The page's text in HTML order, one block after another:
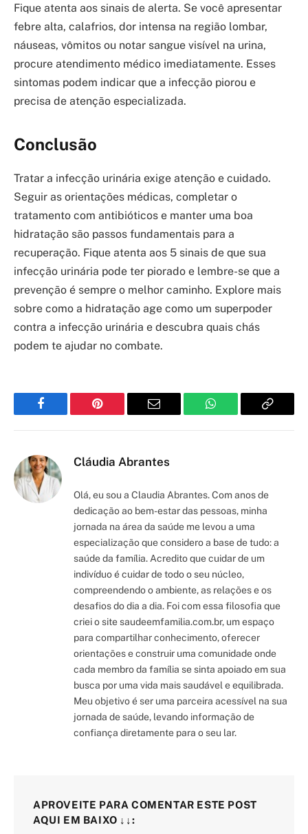
Fique atenta aos sinais de alerta. Se você apresentar
febre alta, calafrios, dor intensa na região lombar,
náuseas, vômitos ou notar sangue visível na urina,
procure atendimento médico imediatamente. Esses
sintomas podem indicar que a infecção piorou e
precisa de atenção especializada.
Conclusão
Tratar a infecção urinária exige atenção e cuidado.
Seguir as orientações médicas, completar o
tratamento com antibióticos e manter uma boa
hidratação são passos fundamentais para a
recuperação. Fique atenta aos 5 sinais de que sua
infecção urinária pode ter piorado e lembre-se que a
prevenção é sempre o melhor caminho. Explore mais
sobre como a hidratação age como um superpoder
contra a infecção urinária e descubra quais chás
podem te ajudar no combate.
Facebook Pinterest Email WhatsApp Copy
Cláudia Abrantes
Olá, eu sou a Claudia Abrantes. Com anos de
dedicação ao bem-estar das pessoas, minha
jornada na área da saúde me levou a uma
especialização que considero a base de tudo: a
saúde da família. Acredito que cuidar de um
indivíduo é cuidar de todo o seu núcleo,
compreendendo o ambiente, as relações e os
desafios do dia a dia. Foi com essa filosofia que
criei o site saudeemfamilia.com.br, um espaço
para compartilhar conhecimento, oferecer
orientações e construir uma comunidade onde
cada membro da família se sinta apoiado em sua
busca por uma vida mais saudável e equilibrada.
Meu objetivo é ser uma parceira acessível na sua
jornada de saúde, levando informação de
confiança diretamente para o seu lar.
APROVEITE PARA COMENTAR ESTE POST
AQUI EM BAIXO ↓↓: